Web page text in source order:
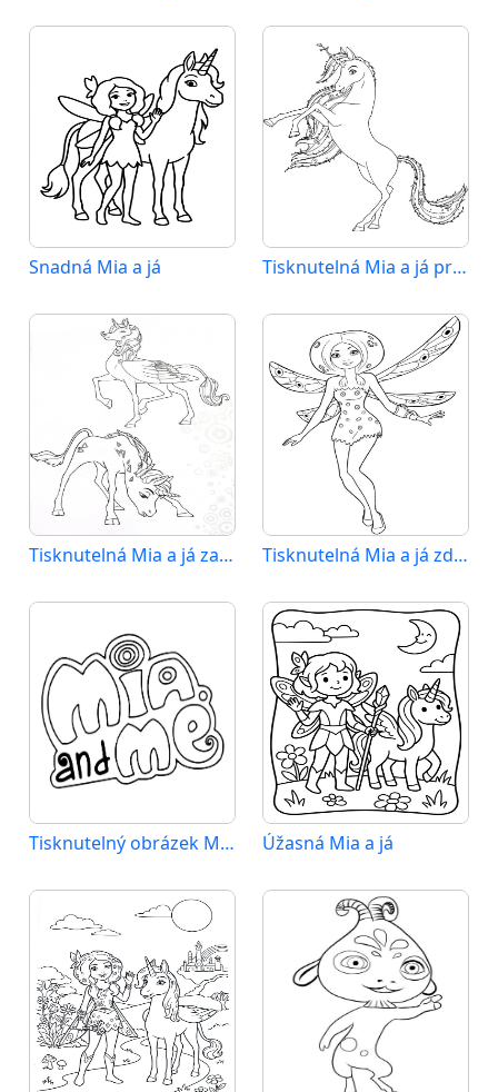
Snadná Mia a já Tisknutelná Mia a já pro děti
Tisknutelná Mia a já zadarmo Tisknutelná Mia a já zdarma
Tisknutelný obrázek Mia a já Úžasná Mia a já